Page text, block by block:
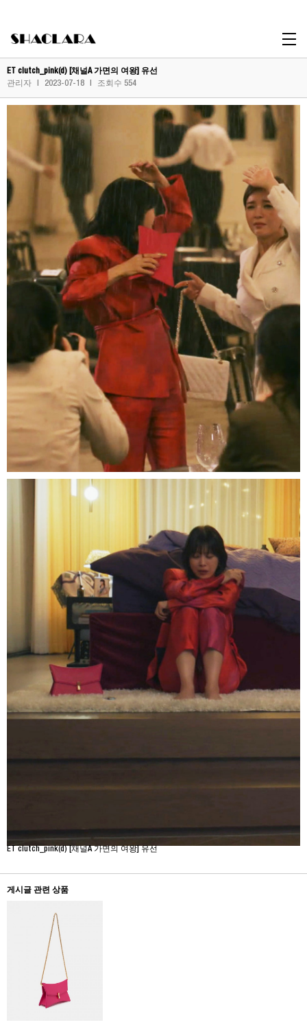
ET clutch_pink(d) [채널A 가면의 여왕] 유선
관리자
2023-07-18 조회수 554
ET clutch_pink(d) [채널A 가면의 여왕] 유선
게시글 관련 상품